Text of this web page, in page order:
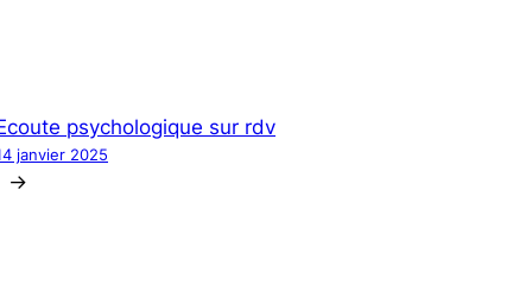
psychologique sur rdv
janvier 2025
→